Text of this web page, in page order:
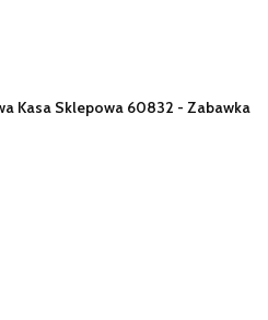
Kasa Sklepowa 60832 - Zabawka